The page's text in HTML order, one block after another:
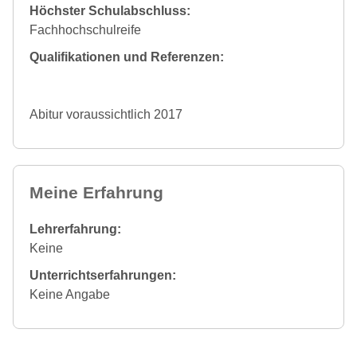
Höchster Schulabschluss:
Fachhochschulreife
Qualifikationen und Referenzen:
Abitur voraussichtlich 2017
Meine Erfahrung
Lehrerfahrung:
Keine
Unterrichtserfahrungen:
Keine Angabe